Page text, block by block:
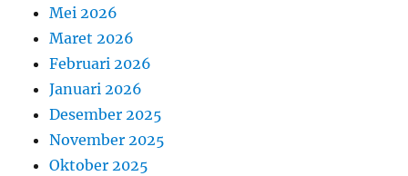
Mei 2026
Maret 2026
Februari 2026
Januari 2026
Desember 2025
November 2025
Oktober 2025